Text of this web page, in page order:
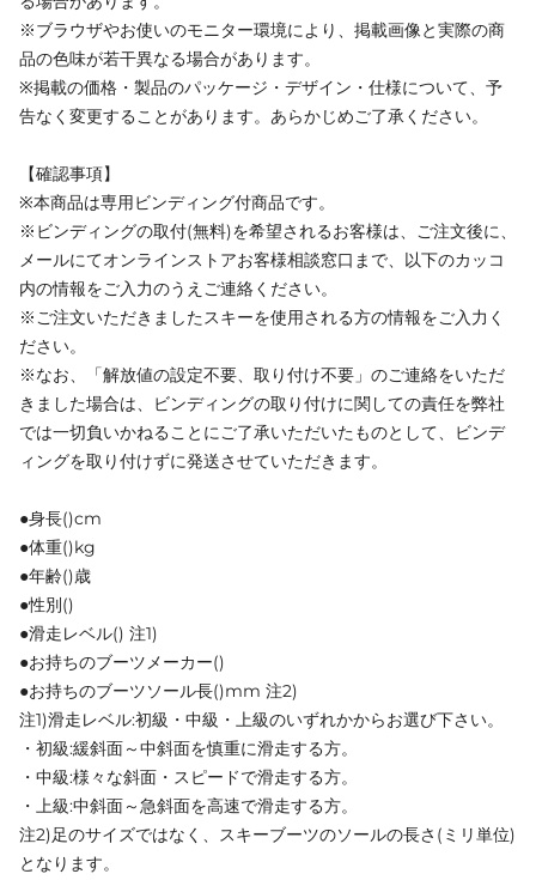
※ブラウザやお使いのモニター環境により、掲載画像と実際の商
品の色味が若干異なる場合があります。
※掲載の価格・製品のパッケージ・デザイン・仕様について、予
告なく変更することがあります。あらかじめご了承ください。
【確認事項】
※本商品は専用ビンディング付商品です。
※ビンディングの取付(無料)を希望されるお客様は、ご注文後に、
メールにてオンラインストアお客様相談窓口まで、以下のカッコ
内の情報をご入力のうえご連絡ください。
※ご注文いただきましたスキーを使用される方の情報をご入力く
ださい。
※なお、「解放値の設定不要、取り付け不要」のご連絡をいただ
きました場合は、ビンディングの取り付けに関しての責任を弊社
では一切負いかねることにご了承いただいたものとして、ビンデ
ィングを取り付けずに発送させていただきます。
●身長()cm
●体重()kg
●年齢()歳
●性別()
●滑走レベル() 注1)
●お持ちのブーツメーカー()
●お持ちのブーツソール長()mm 注2)
注1)滑走レベル:初級・中級・上級のいずれかからお選び下さい。
・初級:緩斜面～中斜面を慎重に滑走する方。
・中級:様々な斜面・スピードで滑走する方。
・上級:中斜面～急斜面を高速で滑走する方。
注2)足のサイズではなく、スキーブーツのソールの長さ(ミリ単位)
となります。